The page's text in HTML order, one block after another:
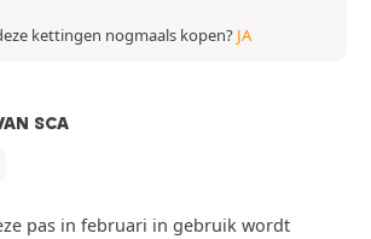
kettingen nogmaals kopen? JA
SCA
pas in februari in gebruik wordt